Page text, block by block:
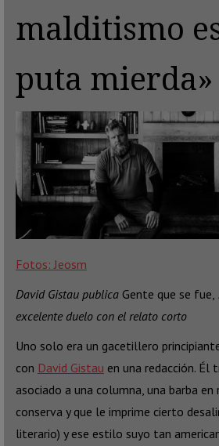
malditismo
puta mierda»
Fotos: Jeosm
David Gistau publica Gente que se fue,
excelente duelo con el relato corto
Uno solo era un gacetillero
con David Gistau en una redacción. Él
asociado a una columna, una barba
conserva y que le imprime cierto
literario) y ese estilo suyo tan